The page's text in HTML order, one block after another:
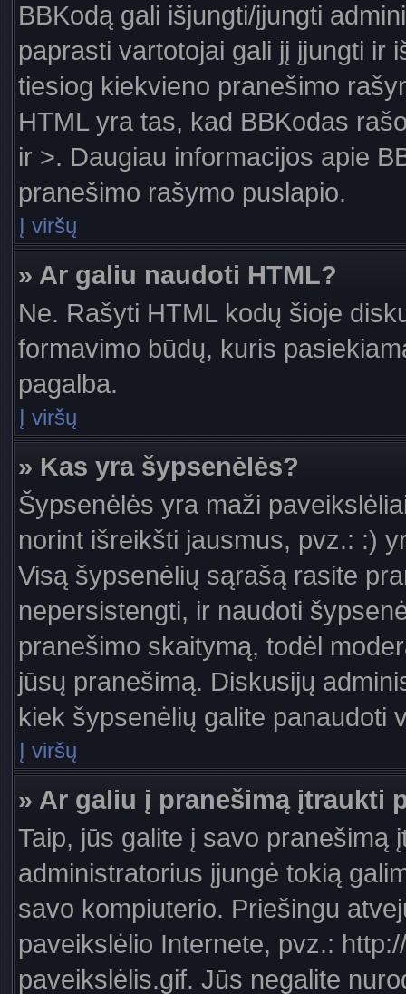
BBKodą gali išjungti/įjungti
paprasti vartotojai gali jį įjungti ir
tiesiog kiekvieno pranešimo
HTML yra tas, kad BBKodas
ir >. Daugiau informacijos apie
pranešimo rašymo puslapio.
Į viršų
» Ar galiu naudoti HTML?
Ne. Rašyti HTML kodų šioje
formavimo būdų, kuris
pagalba.
Į viršų
» Kas yra šypsenėlės?
Šypsenėlės yra maži
norint išreikšti jausmus, pvz.: :)
Visą šypsenėlių sąrašą rasite
nepersistengti, ir naudoti
pranešimo skaitymą, todėl
jūsų pranešimą. Diskusijų
kiek šypsenėlių galite panaudoti
Į viršų
» Ar galiu į pranešimą įtraukti
Taip, jūs galite į savo pranešimą
administratorius įjungė tokią
savo kompiuterio. Priešingu
paveikslėlio Internete, pvz.:
paveikslėlis.gif. Jūs negalite